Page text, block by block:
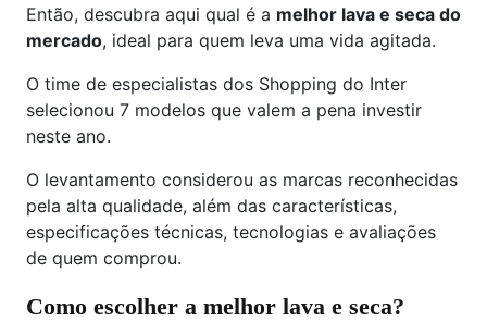
Então, descubra aqui qual é a melhor lava e seca do
mercado, ideal para quem leva uma vida agitada.
O time de especialistas dos Shopping do Inter
selecionou 7 modelos que valem a pena investir
neste ano.
O levantamento considerou as marcas reconhecidas
pela alta qualidade, além das características,
especificações técnicas, tecnologias e avaliações
de quem comprou.
Como escolher a melhor lava e seca?